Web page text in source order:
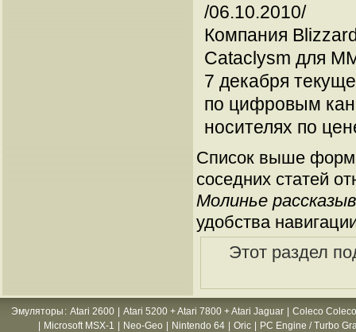
/06.10.2010/
Компания
Cataclysm для
7 декабря
по цифровым
носителях по
Список выше
соседних статей
Молинье
удобства
Этот раздел
Эмуляторы : Atari 2600 Atari 5200 + Atari 7800 + Atari Jaguar
Coleco
Microsoft MSX-1 Neo-Geo Nintendo 64 Oric
PC Engine / Turbo